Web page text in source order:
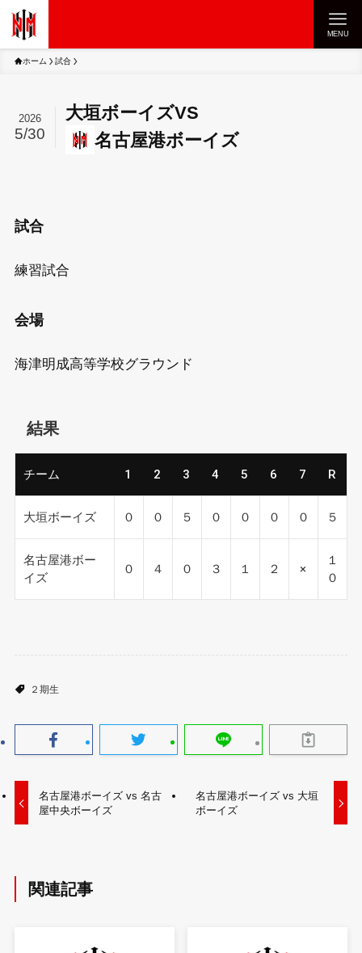
MENU
ホーム 試合
大垣ボーイズVS
名古屋港ボーイズ
2026
5/30
試合
練習試合
会場
海津明成高等学校グラウンド
結果
チーム 1 2 3 4 5 6 7 R
大垣ボーイズ ０ ０ ５ ０ ０ ０ ０ ５
名古屋港ボー
イズ
０ ４ ０ ３ １ ２ ×
１
０
２期生
名古屋港ボーイズ vs 名古
屋中央ボーイズ
名古屋港ボーイズ vs 大垣
ボーイズ
関連記事